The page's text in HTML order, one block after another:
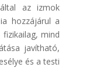
az izmok
hozzájárul a
mind
javítható,
és a testi